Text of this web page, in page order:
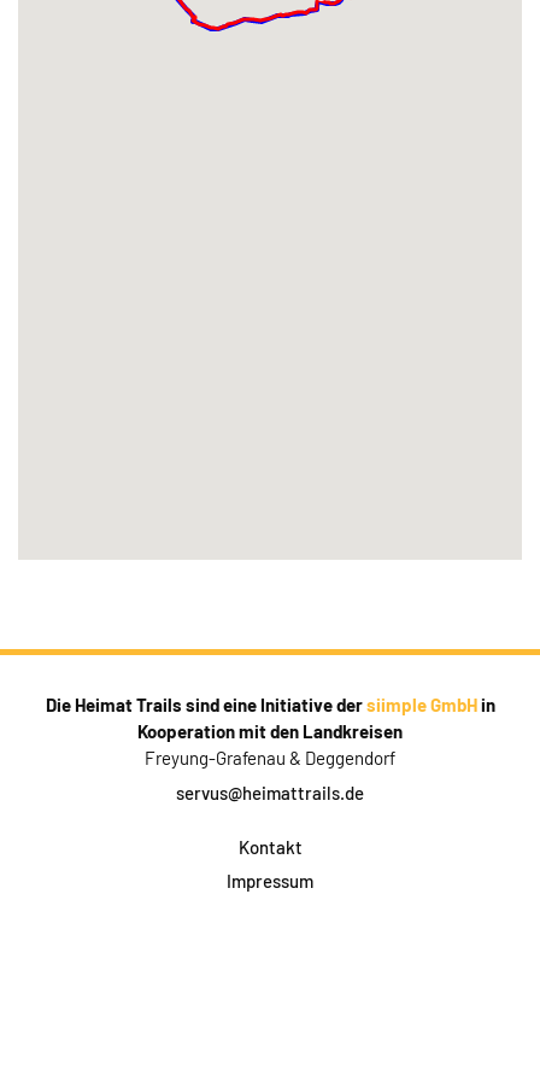
Die Heimat Trails sind eine Initiative dersiimple GmbHin
Kooperation mit den Landkreisen
Freyung-Grafenau & Deggendorf
servus@heimattrails.de
Kontakt
Impressum